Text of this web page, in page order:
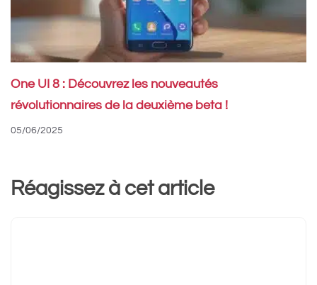
One UI 8 : Découvrez les nouveautés
révolutionnaires de la deuxième beta !
05/06/2025
Réagissez à cet article